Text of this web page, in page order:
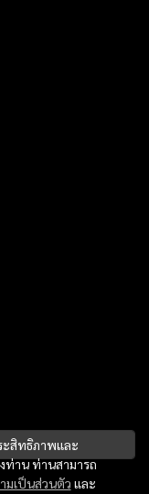
ะสิทธิภาพและ
ท่าน ท่านสามารถ
มเป็นส่วนตัว และ